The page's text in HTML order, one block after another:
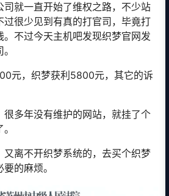
司就一直开始了维权之路，不少站
过很少见到有真的打官司，毕竟打
。不过今天主机吧发现织梦官网发
元，织梦获利5800元，其它的诉
很多年没有维护的网站，就挂了个
又离不开织梦系统的，去买个织梦
的麻烦。